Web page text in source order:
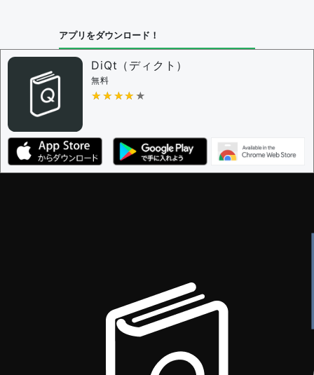
問題の編集権限を持つユーザー -
審査に対する投票権限を持つユーザー -
ザー
決定に必要な投票数 -
編集ガイドライン
アプリをダウンロード！
DiQt（ディクト）
無料
★★★★★
★★★★★